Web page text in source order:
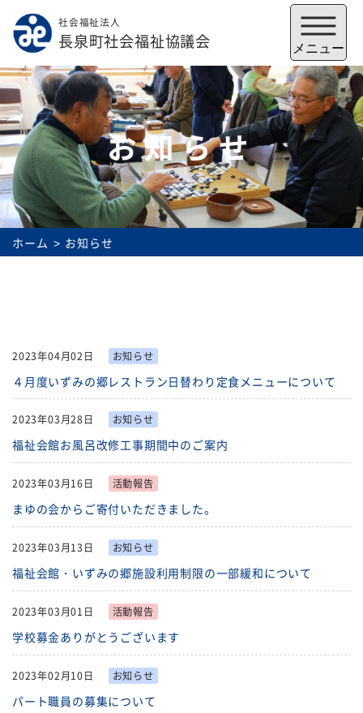
社会福祉法人
長泉町社会福祉協議会 メニュー
メニューを閉じる
社協とは
福祉団体 規約・様式
広報誌
採用
お問い合せ
行事予定
プライバシーポリシー
カスタマーハラスメントに
免責事項
お知らせ
ホーム お知らせ
2023年04月02日 お知らせ
４月度いずみの郷レストラン日替わり定食メニューについて
2023年03月28日 お知らせ
福祉会館お風呂改修工事期間中のご案内
2023年03月16日 活動報告
まゆの会からご寄付いただきました。
2023年03月13日 お知らせ
福祉会館・いずみの郷施設利用制限の一部緩和について
2023年03月01日 活動報告
学校募金ありがとうございます
2023年02月10日 お知らせ
パート職員の募集について